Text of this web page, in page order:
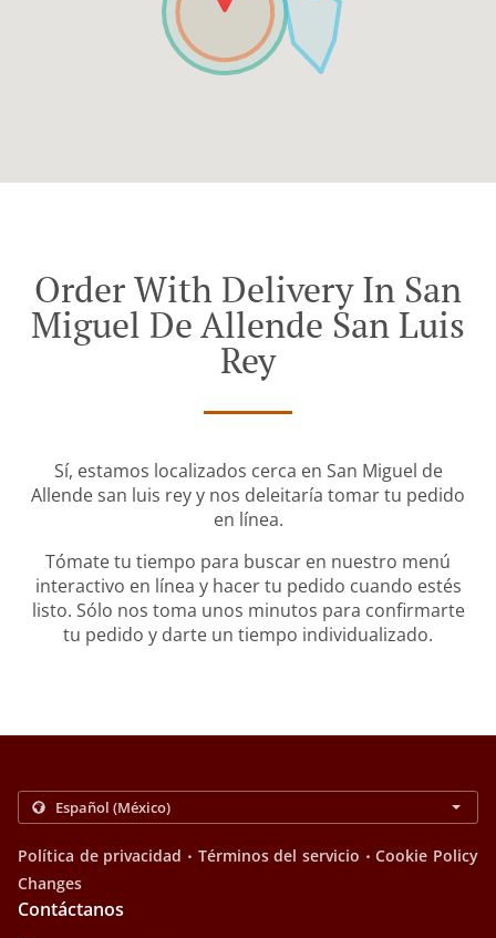
Order With Delivery In San
Miguel De Allende San Luis
Rey
Sí, estamos localizados cerca en San Miguel de
Allende san luis rey y nos deleitaría tomar tu pedido
en línea.
Tómate tu tiempo para buscar en nuestro menú
interactivo en línea y hacer tu pedido cuando estés
listo. Sólo nos toma unos minutos para confirmarte
tu pedido y darte un tiempo individualizado.
Política de privacidad . Términos del servicio . Cookie Policy
Changes
Contáctanos